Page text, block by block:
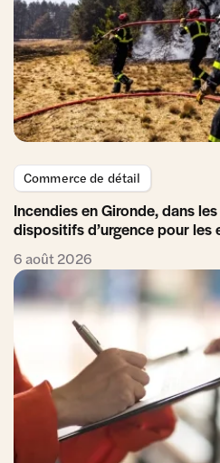
Commerce de détail
Incendies en Gironde, dans
dispositifs d’urgence pour les
6 août 2026